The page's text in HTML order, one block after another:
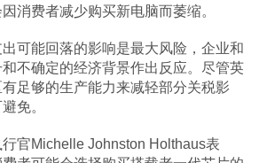
消费者减少购买新电脑而萎缩。
可能回落的影响是最大风险，企业和
不确定的经济背景作出反应。尽管英
足够的生产能力来减轻部分关税影
免。
官Michelle Johnston Holthaus表